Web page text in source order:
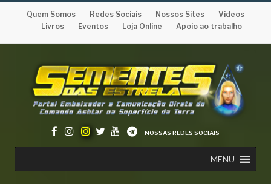
Quem Somos Redes Sociais Nossos Sites
Vídeos
Livros
Eventos Loja Online Apoio ao trabalho
NOSSAS REDES SOCIAIS
MENU